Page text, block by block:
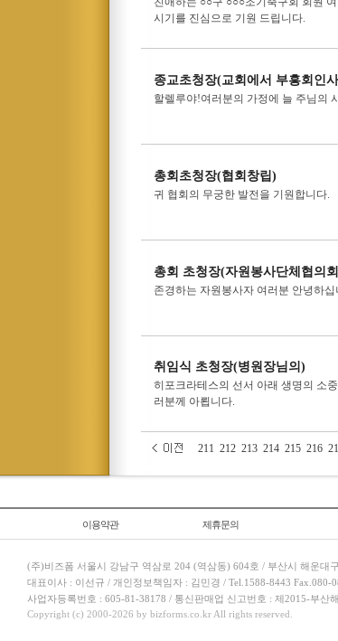
시기를 진심으로 기원 드립니다.
종교초청장(교회에서 부흥회인
할렐루야!여러분의 가정에 늘 주님의
총회초청장(협회창립)
귀 협회의 무궁한 발전을 기원합니다.
총회 초청장(자원봉사단체협의
존경하는 자원봉사자 여러분 안녕하십
취임식 초청장(병원장님의)
히포크라테스의 선서 아래 생명의 소
러분께 아룁니다.
211 212 213 214 215 216
이용약관 제휴문의
(주)비즈폼 서울시 강남구 역삼로 204 (역삼동) 604호 / 부산시 해운대
대표이사 : 이선규 / 개인정보책임자 : 김민경 / Tel.1588-8443 Fax.080-
사업자등록번호 : 605-81-38178 / 통신판매업 신고번호 : 제2015-부산
Copyright (c) 2000-2026 by bizforms.co.kr All rights reserved.